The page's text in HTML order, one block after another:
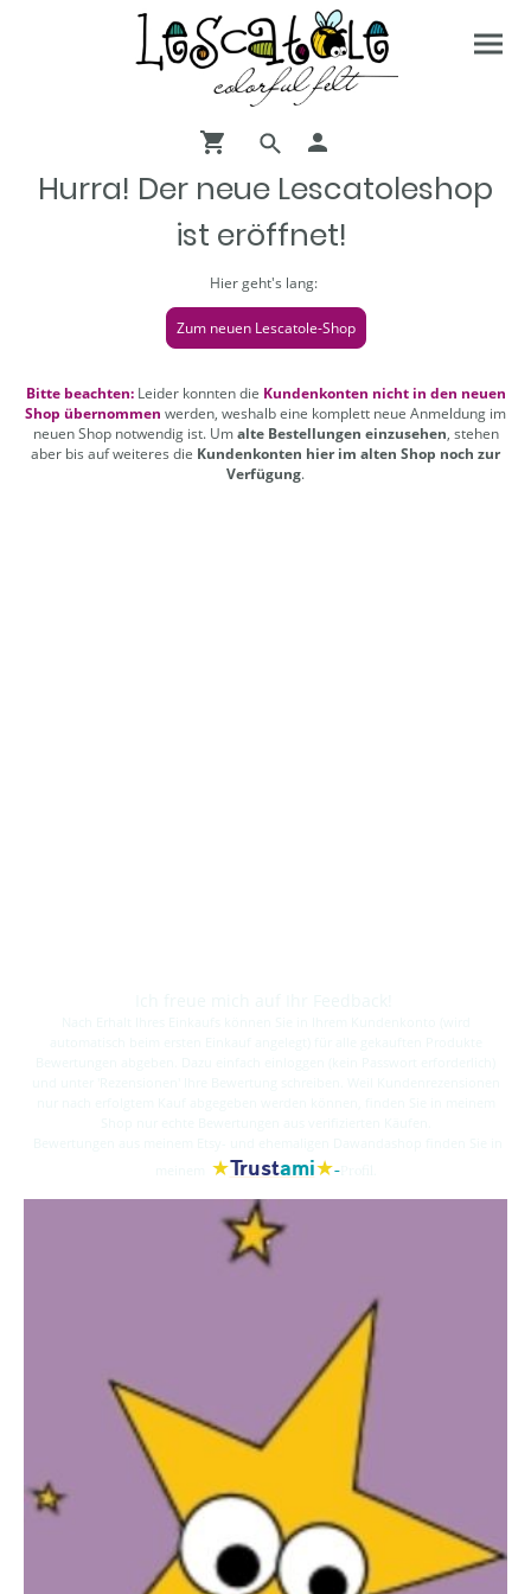
Hurra! Der neue Lescatoleshop
ist eröffnet!
Hier geht's lang:
Zum neuen Lescatole-Shop
Bitte beachten:Leider konnten die Kundenkonten nicht in den neuen
Shop übernommen werden, weshalb eine komplett neue Anmeldung im
neuen Shop notwendig ist. Umalte Bestellungen einzusehen, stehen
aber bis auf weiteres die Kundenkonten hier im alten Shop noch zur
Verfügung.
★Trustami★-Profil.